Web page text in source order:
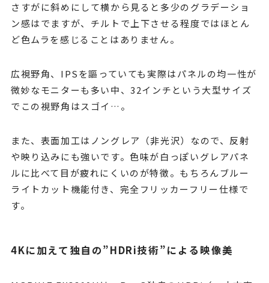
さすがに斜めにして横から見ると多少のグラデーショ
ン感はでますが、チルトで上下させる程度ではほとん
ど色ムラを感じることはありません。
広視野角、IPSを謳っていても実際はパネルの均一性が
微妙なモニターも多い中、32インチという大型サイズ
でこの視野角はスゴイ…。
また、表面加工はノングレア（非光沢）なので、反射
や映り込みにも強いです。色味が白っぽいグレアパネ
ルに比べて目が疲れにくいのが特徴。もちろんブルー
ライトカット機能付き、完全フリッカーフリー仕様で
す。
4Kに加えて独自の”HDRi技術”による映像美